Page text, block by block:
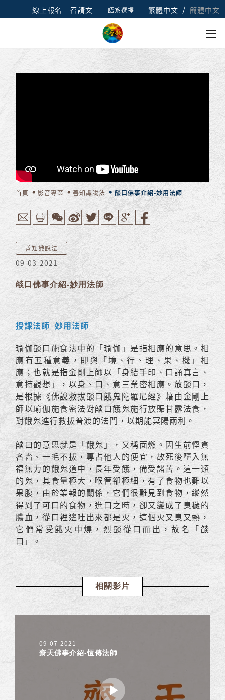
線上報名 召請文 語系選擇 繁體中文 / 簡體中文
首頁 影音專區 善知識說法 燄口佛事介紹-妙用法師
善知識說法
09-03-2021
燄口佛事介紹-妙用法師
授課法師 妙用法師
瑜伽燄口施食法中的「瑜伽」是指相應的意思。相
應有五種意義，即與「境、行、理、果、機」相
應；也就是指金剛上師以「身結手印、口誦真言、
意持觀想」，以身、口、意三業密相應。放燄口，
是根據《佛說救拔燄口餓鬼陀羅尼經》藉由金剛上
師以瑜伽施食密法對燄口餓鬼施行放賑甘露法食，
對餓鬼進行救拔普渡的法門，以期能冥陽兩利。
燄口的意思就是「餓鬼」，又稱面燃。因生前慳貪
吝嗇、一毛不拔，專占他人的便宜，故死後墮入無
福無力的餓鬼道中，長年受餓，備受諸苦。這一類
的鬼，其食量極大，喉管卻極細，有了食物也難以
果腹，由於業報的關係，它們很難見到食物，縱然
得到了可口的食物，進口之時，卻又變成了臭穢的
膿血，從口裡邊吐出來都是火，這個火又臭又熱，
它們常受餓火中燒，烈燄從口而出，故名「燄
口」。
相關影片
09-07-2021
齋天佛事介紹-恆傳法師